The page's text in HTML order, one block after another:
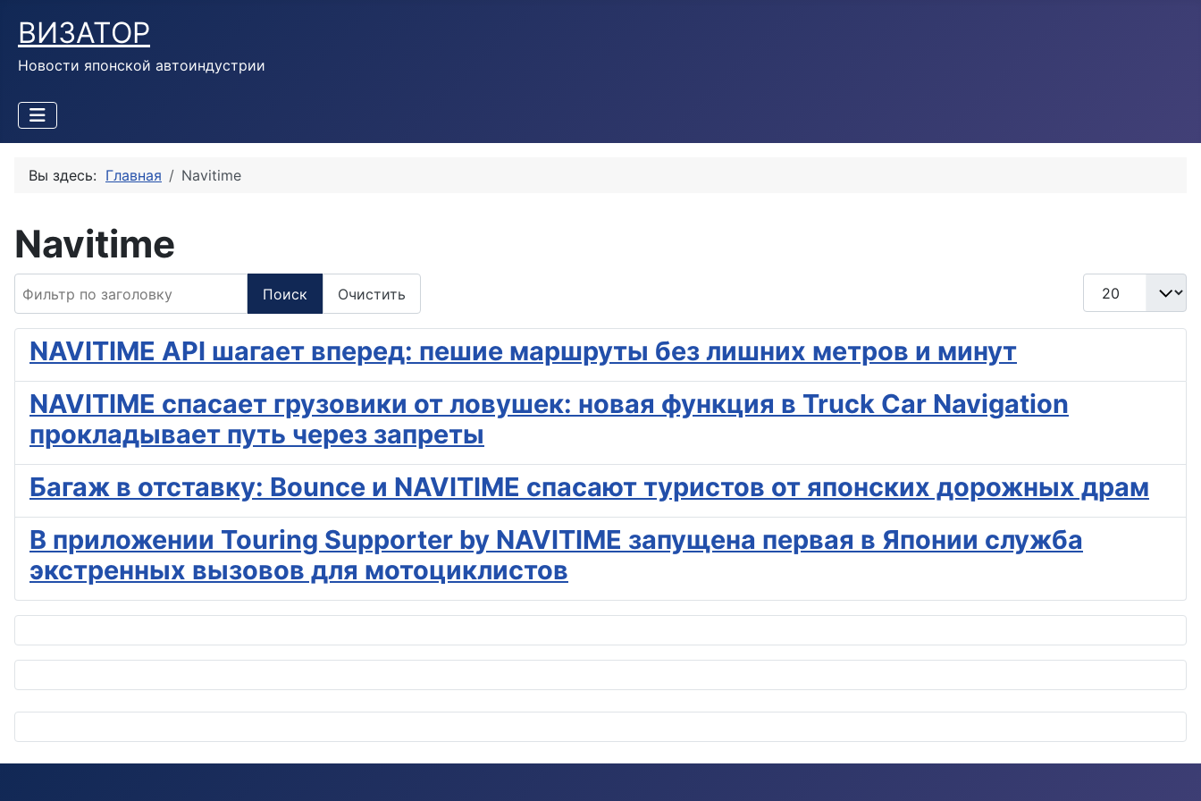
ВИЗАТОР
Новости японской автоиндустрии
Вы здесь: Главная Navitime
Navitime
Поиск Очистить
Кол-во строк:
NAVITIME API шагает вперед: пешие маршруты без лишних метров и минут
NAVITIME спасает грузовики от ловушек: новая функция в Truck Car Navigation
прокладывает путь через запреты
Багаж в отставку: Bounce и NAVITIME спасают туристов от японских дорожных драм
В приложении Touring Supporter by NAVITIME запущена первая в Японии служба
экстренных вызовов для мотоциклистов